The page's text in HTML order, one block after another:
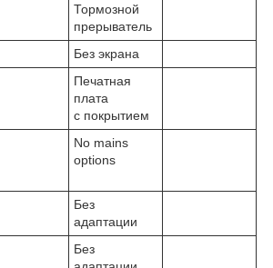
Тормозной
прерыватель
Без экрана
Печатная
плата
с покрытием
No mains
options
Без
адаптации
Без